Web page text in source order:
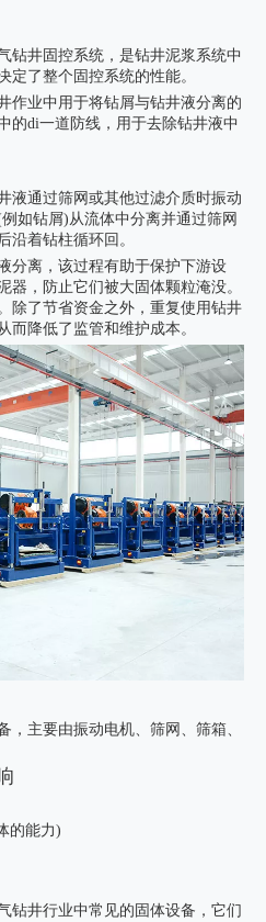
钻井固控系统，是钻井泥浆系统中
定了整个固控系统的性能。
作业中用于将钻屑与钻井液分离的
的di一道防线，用于去除钻井液中
液通过筛网或其他过滤介质时振动
如钻屑)从流体中分离并通过筛网
沿着钻柱循环回。
分离，该过程有助于保护下游设
器，防止它们被大固体颗粒淹没。
除了节省资金之外，重复使用钻井
而降低了监管和维护成本。
，主要由振动电机、筛网、筛箱、
的能力)
钻井行业中常见的固体设备，它们